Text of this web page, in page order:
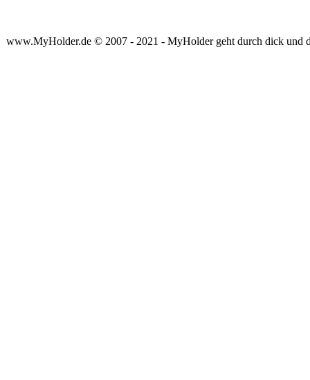
www.MyHolder.de © 2007 - 2021 - MyHolder geht durch dick und